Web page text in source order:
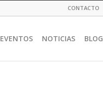
CONTACTO
EVENTOS NOTICIAS BLOG